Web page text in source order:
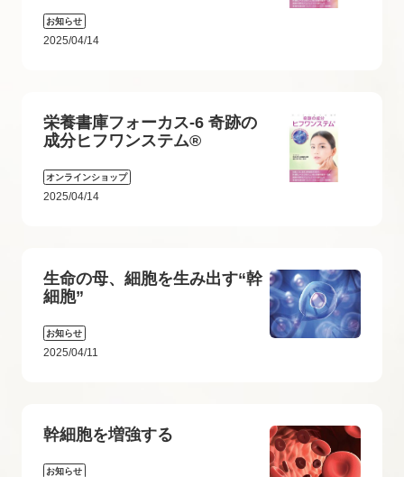
お知らせ
2025/04/14
栄養書庫フォーカス-6 奇跡の
成分ヒフワンステム®
オンラインショップ
2025/04/14
生命の母、細胞を生み出す“幹
細胞”
お知らせ
2025/04/11
幹細胞を増強する
お知らせ